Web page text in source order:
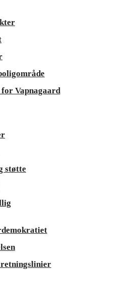
Vapnagaard
støtte